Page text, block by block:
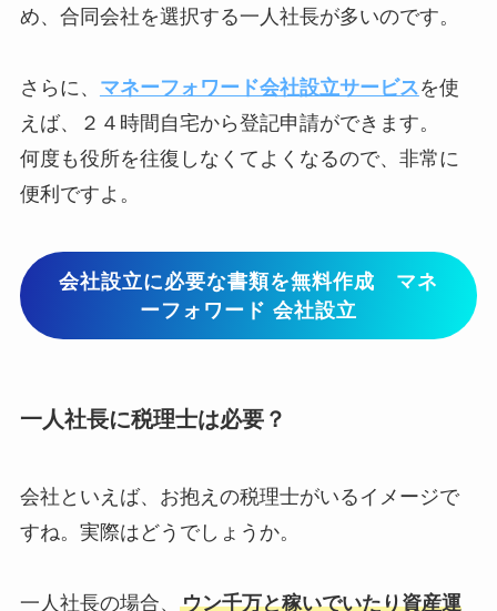
め、合同会社を選択する一人社長が多いのです。
さらに、 マネーフォワード会社設立サービスを使
えば、２４時間自宅から登記申請ができます。
何度も役所を往復しなくてよくなるので、非常に
便利ですよ。
会社設立に必要な書類を無料作成 マネ
ーフォワード 会社設立
一人社長に税理士は必要？
会社といえば、お抱えの税理士がいるイメージで
すね。実際はどうでしょうか。
一人社長の場合、 ウン千万と稼いでいたり資産運